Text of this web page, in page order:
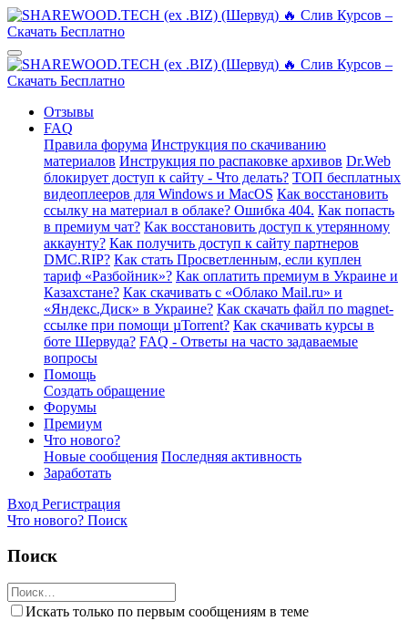
Отзывы
FAQ
Правила форума Инструкция по скачиванию
материалов Инструкция по распаковке архивов Dr.Web
блокирует доступ к сайту - Что делать? ТОП бесплатных
видеоплееров для Windows и MacOS Как восстановить
ссылку на материал в облаке? Ошибка 404. Как попасть
в премиум чат? Как восстановить доступ к утерянному
аккаунту? Как получить доступ к сайту партнеров
DMC.RIP? Как стать Просветленным, если куплен
тариф «Разбойник»? Как оплатить премиум в Украине и
Казахстане? Как скачивать с «Облако Mail.ru» и
«Яндекс.Диск» в Украине? Как скачать файл по magnet-
ссылке при помощи µTorrent? Как скачивать курсы в
боте Шервуда? FAQ - Ответы на часто задаваемые
вопросы
Помощь
Создать обращение
Форумы
Премиум
Что нового?
Новые сообщения Последняя активность
Заработать
Вход Регистрация
Что нового? Поиск
Поиск
Искать только по первым сообщениям в теме